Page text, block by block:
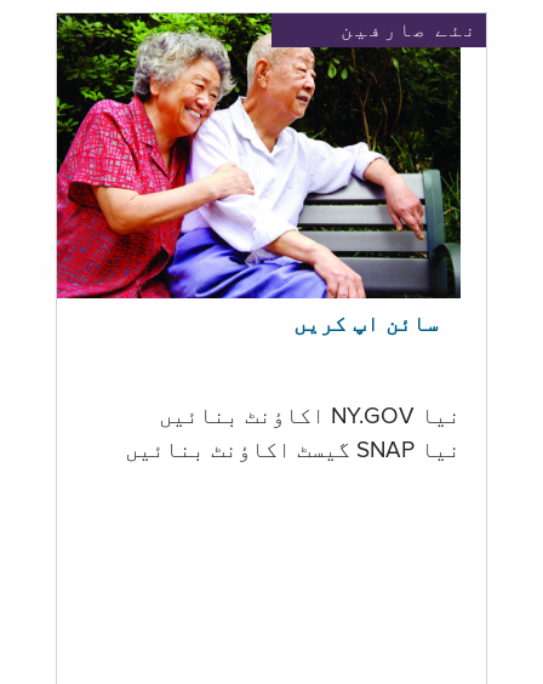
نئے صارفین
سائن اپ کریں
نیا NY.GOV اکاؤنٹ بنائیں
نیا SNAP گیسٹ اکاؤنٹ بنائیں